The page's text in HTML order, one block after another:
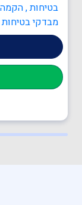
בטיחות ,
מבדקי בטיחות
אש , כתיבה/
חירום